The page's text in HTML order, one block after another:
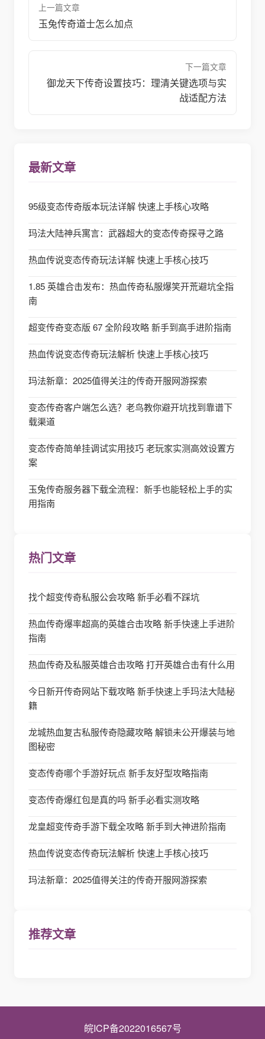
上一篇文章
玉兔传奇道士怎么加点
下一篇文章
御龙天下传奇设置技巧：理清关键选项与实
战适配方法
最新文章
95级变态传奇版本玩法详解 快速上手核心攻略
玛法大陆神兵寓言：武器超大的变态传奇探寻之路
热血传说变态传奇玩法详解 快速上手核心技巧
1.85 英雄合击发布：热血传奇私服爆笑开荒避坑全指
南
超变传奇变态版 67 全阶段攻略 新手到高手进阶指南
热血传说变态传奇玩法解析 快速上手核心技巧
玛法新章：2025值得关注的传奇开服网游探索
变态传奇客户端怎么选？老鸟教你避开坑找到靠谱下
载渠道
变态传奇简单挂调试实用技巧 老玩家实测高效设置方
案
玉兔传奇服务器下载全流程：新手也能轻松上手的实
用指南
热门文章
找个超变传奇私服公会攻略 新手必看不踩坑
热血传奇爆率超高的英雄合击攻略 新手快速上手进阶
指南
热血传奇及私服英雄合击攻略 打开英雄合击有什么用
今日新开传奇网站下载攻略 新手快速上手玛法大陆秘
籍
龙城热血复古私服传奇隐藏攻略 解锁未公开爆装与地
图秘密
变态传奇哪个手游好玩点 新手友好型攻略指南
变态传奇爆红包是真的吗 新手必看实测攻略
龙皇超变传奇手游下载全攻略 新手到大神进阶指南
热血传说变态传奇玩法解析 快速上手核心技巧
玛法新章：2025值得关注的传奇开服网游探索
推荐文章
皖ICP备2022016567号